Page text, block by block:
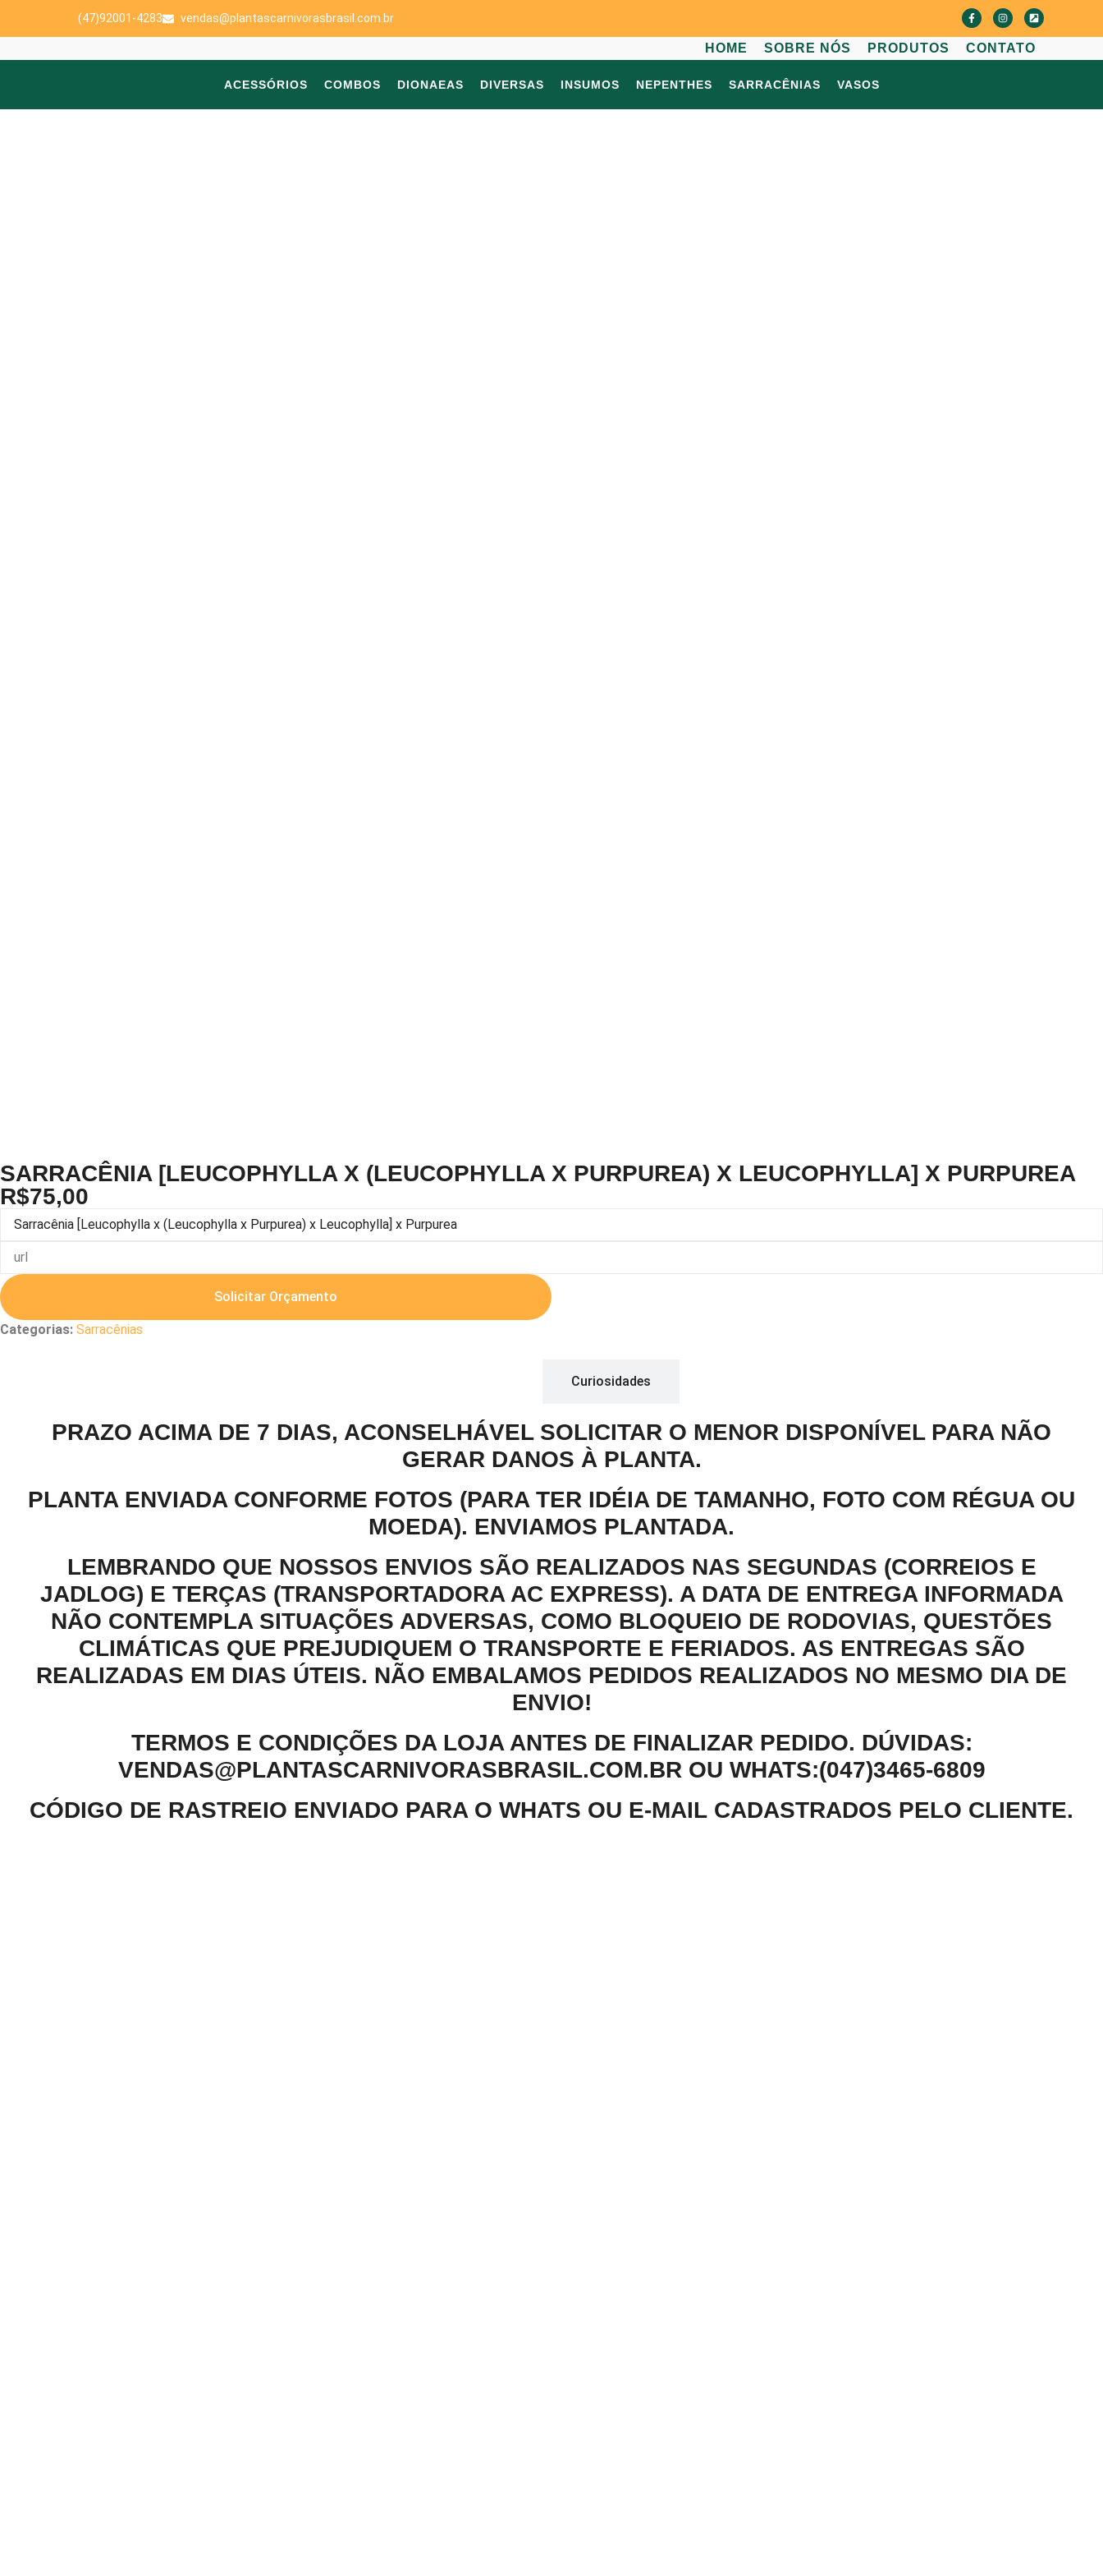
(47)92001-4283 vendas@plantascarnivorasbrasil.com.br
HOME SOBRE NÓS PRODUTOS CONTATO
ACESSÓRIOS COMBOS DIONAEAS DIVERSAS INSUMOS NEPENTHES SARRACÊNIAS VASOS
SARRACÊNIA [LEUCOPHYLLA X (LEUCOPHYLLA X PURPUREA) X LEUCOPHYLLA] X PURPUREA
R$75,00
Solicitar Orçamento
Categorias: Sarracênias
Curiosidades
PRAZO ACIMA DE 7 DIAS, ACONSELHÁVEL SOLICITAR O MENOR DISPONÍVEL PARA NÃO
GERAR DANOS À PLANTA.
PLANTA ENVIADA CONFORME FOTOS (PARA TER IDÉIA DE TAMANHO, FOTO COM RÉGUA OU
MOEDA). ENVIAMOS PLANTADA.
LEMBRANDO QUE NOSSOS ENVIOS SÃO REALIZADOS NAS SEGUNDAS (CORREIOS E
JADLOG) E TERÇAS (TRANSPORTADORA AC EXPRESS). A DATA DE ENTREGA INFORMADA
NÃO CONTEMPLA SITUAÇÕES ADVERSAS, COMO BLOQUEIO DE RODOVIAS, QUESTÕES
CLIMÁTICAS QUE PREJUDIQUEM O TRANSPORTE E FERIADOS. AS ENTREGAS SÃO
REALIZADAS EM DIAS ÚTEIS. NÃO EMBALAMOS PEDIDOS REALIZADOS NO MESMO DIA DE
ENVIO!
TERMOS E CONDIÇÕES DA LOJA ANTES DE FINALIZAR PEDIDO. DÚVIDAS:
VENDAS@PLANTASCARNIVORASBRASIL.COM.BR OU WHATS:(047)3465-6809
CÓDIGO DE RASTREIO ENVIADO PARA O WHATS OU E-MAIL CADASTRADOS PELO CLIENTE.